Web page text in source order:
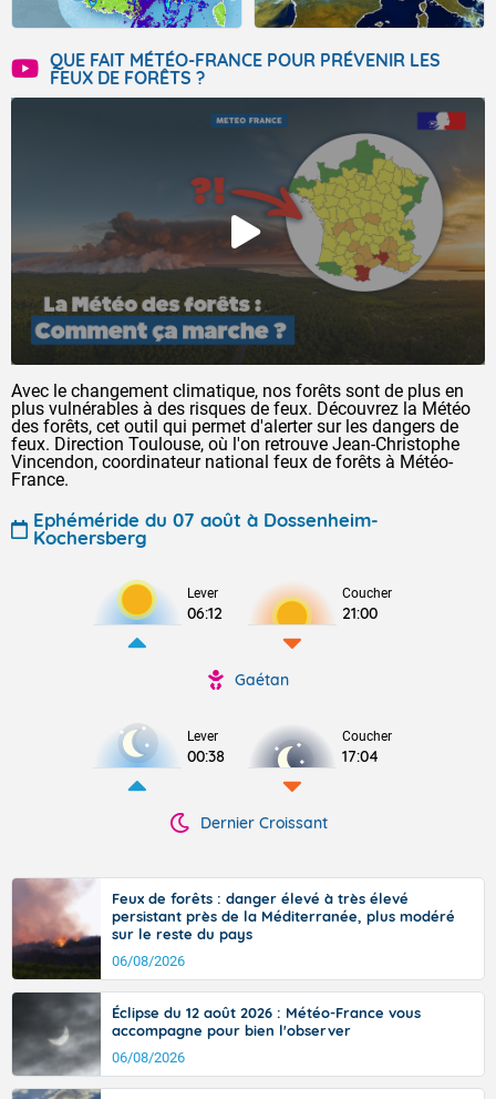
QUE FAIT MÉTÉO-FRANCE POUR PRÉVENIR LES
FEUX DE FORÊTS ?
Avec le changement climatique, nos forêts sont de plus en
plus vulnérables à des risques de feux. Découvrez la Météo
des forêts, cet outil qui permet d'alerter sur les dangers de
feux. Direction Toulouse, où l'on retrouve Jean-Christophe
Vincendon, coordinateur national feux de forêts à Météo-
France.
Ephéméride du 07 août à Dossenheim-
Kochersberg
Lever
06:12
Coucher
21:00
Gaétan
Lever
00:38
Coucher
17:04
Dernier Croissant
Feux de forêts : danger élevé à très élevé
persistant près de la Méditerranée, plus modéré
sur le reste du pays
06/08/2026
Éclipse du 12 août 2026 : Météo-France vous
accompagne pour bien l'observer
06/08/2026